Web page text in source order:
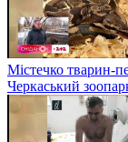
Містечко тварин-
Черкаський